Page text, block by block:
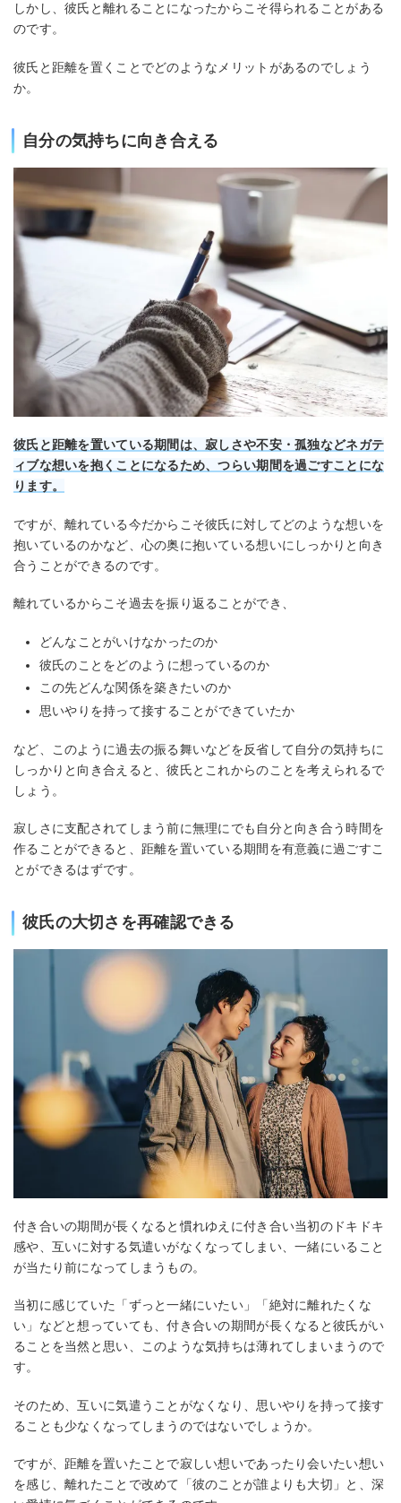
しかし、彼氏と離れることになったからこそ得られることがある
のです。
彼氏と距離を置くことでどのようなメリットがあるのでしょう
か。
自分の気持ちに向き合える
彼氏と距離を置いている期間は、寂しさや不安・孤独などネガテ
ィブな想いを抱くことになるため、つらい期間を過ごすことにな
ります。
ですが、離れている今だからこそ彼氏に対してどのような想いを
抱いているのかなど、心の奥に抱いている想いにしっかりと向き
合うことができるのです。
離れているからこそ過去を振り返ることができ、
どんなことがいけなかったのか
彼氏のことをどのように想っているのか
この先どんな関係を築きたいのか
思いやりを持って接することができていたか
など、このように過去の振る舞いなどを反省して自分の気持ちに
しっかりと向き合えると、彼氏とこれからのことを考えられるで
しょう。
寂しさに支配されてしまう前に無理にでも自分と向き合う時間を
作ることができると、距離を置いている期間を有意義に過ごすこ
とができるはずです。
彼氏の大切さを再確認できる
付き合いの期間が長くなると慣れゆえに付き合い当初のドキドキ
感や、互いに対する気遣いがなくなってしまい、一緒にいること
が当たり前になってしまうもの。
当初に感じていた「ずっと一緒にいたい」「絶対に離れたくな
い」などと想っていても、付き合いの期間が長くなると彼氏がい
ることを当然と思い、このような気持ちは薄れてしまいまうので
す。
そのため、互いに気遣うことがなくなり、思いやりを持って接す
ることも少なくなってしまうのではないでしょうか。
ですが、距離を置いたことで寂しい想いであったり会いたい想い
を感じ、離れたことで改めて「彼のことが誰よりも大切」と、深